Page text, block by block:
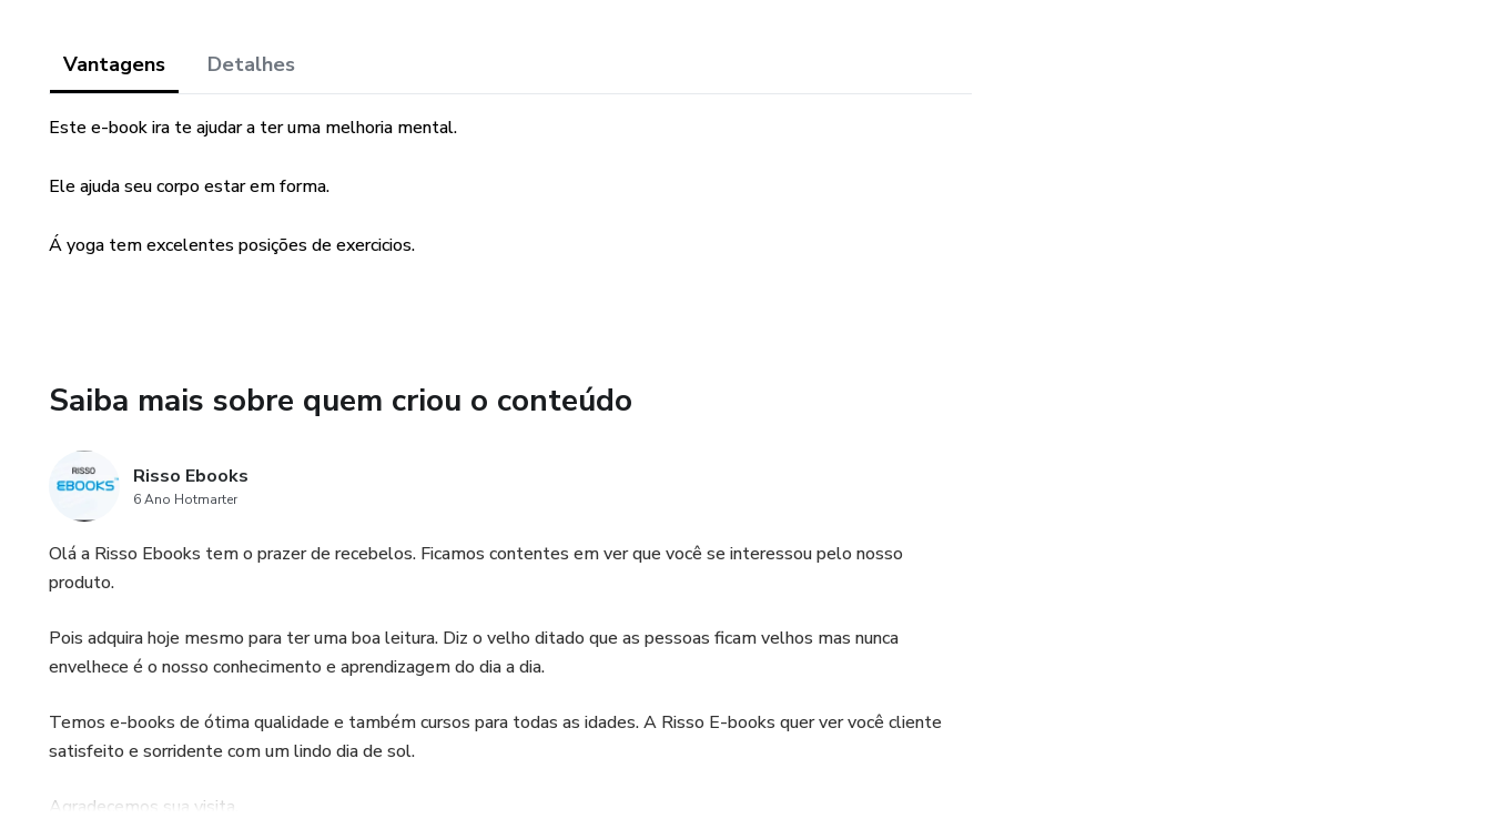
Vantagens Detalhes
Este e-book ira te ajudar a ter uma melhoria mental.
Ele ajuda seu corpo estar em forma.
Á yoga tem excelentes posições de exercicios.
Saiba mais sobre quem criou o conteúdo
Risso Ebooks
6 Ano Hotmarter
Olá a Risso Ebooks tem o prazer de recebelos. Ficamos contentes em ver que você se interessou pelo nosso
produto.
Pois adquira hoje mesmo para ter uma boa leitura. Diz o velho ditado que as pessoas ficam velhos mas nunca
envelhece é o nosso conhecimento e aprendizagem do dia a dia.
Temos e-books de ótima qualidade e também cursos para todas as idades. A Risso E-books quer ver você cliente
satisfeito e sorridente com um lindo dia de sol.
Agradecemos sua visita.